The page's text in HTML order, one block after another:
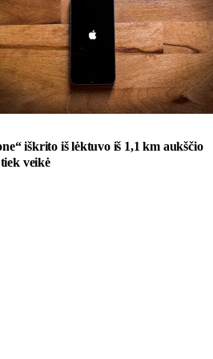
iškrito iš lėktuvo iš 1,1 km aukščio
veikė